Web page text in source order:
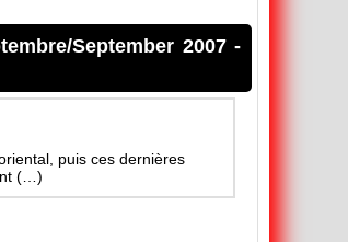
September 2007-
puis ces dernières
(…)